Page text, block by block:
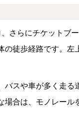
さらにチケットブ
徒歩経路です。左
スや車が多く走る
場合は、モノレール